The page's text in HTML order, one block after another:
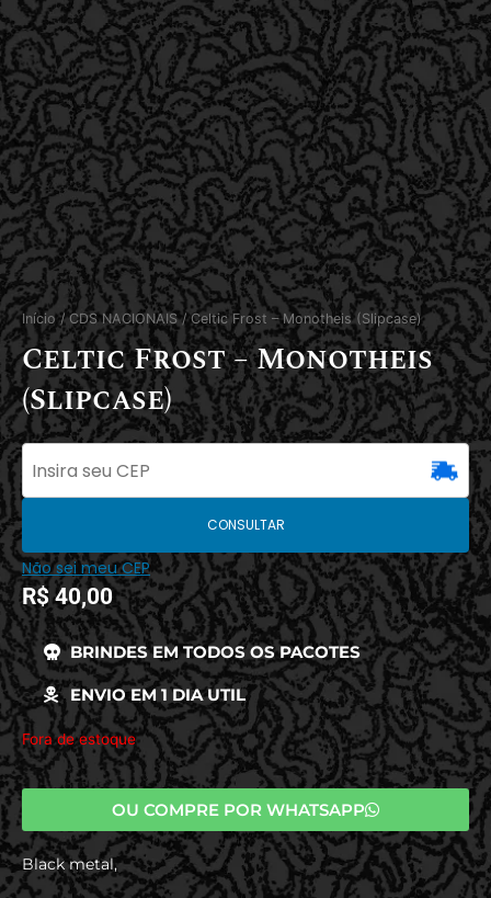
Início/CDS NACIONAIS/ Celtic Frost – Monotheis (Slipcase)
Celtic Frost – Monotheis
(Slipcase)
CONSULTAR
Não sei meu CEP
R$40,00
BRINDES EM TODOS OS PACOTES
ENVIO EM 1 DIA UTIL
Fora de estoque
OU COMPRE POR WHATSAPP
Black metal,